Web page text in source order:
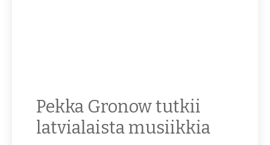
Pekka Gronow tutkii
latvialaista musiikkia